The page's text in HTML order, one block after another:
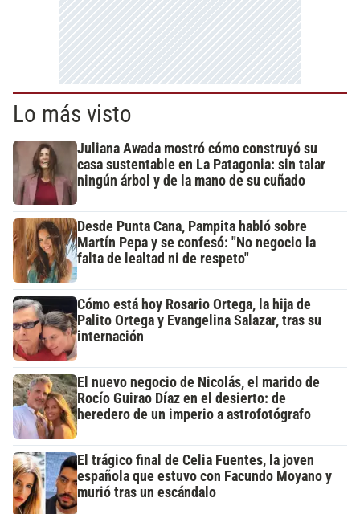
Lo más visto
Juliana Awada mostró cómo construyó su
casa sustentable en La Patagonia: sin talar
ningún árbol y de la mano de su cuñado
Desde Punta Cana, Pampita habló sobre
Martín Pepa y se confesó: "No negocio la
falta de lealtad ni de respeto"
Cómo está hoy Rosario Ortega, la hija de
Palito Ortega y Evangelina Salazar, tras su
internación
El nuevo negocio de Nicolás, el marido de
Rocío Guirao Díaz en el desierto: de
heredero de un imperio a astrofotógrafo
El trágico final de Celia Fuentes, la joven
española que estuvo con Facundo Moyano y
murió tras un escándalo